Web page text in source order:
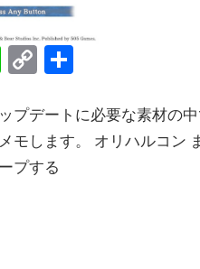
LineCopy
プデートに必要な素材の
モします。 オリハルコン
プする